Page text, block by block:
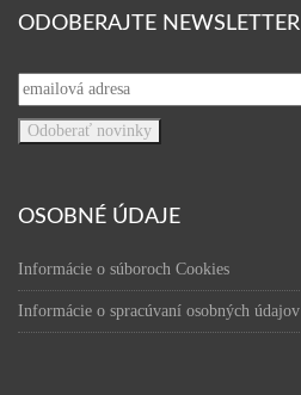
ODOBERAJTE NEWSLETTER
OSOBNÉ ÚDAJE
Informácie o súboroch Cookies
Informácie o spracúvaní osobných údajov